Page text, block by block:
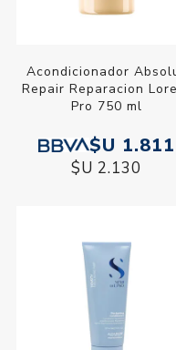
Acondicionador
Repair Reparacion
Pro 750 ml
$U 1.811
$U 2.130